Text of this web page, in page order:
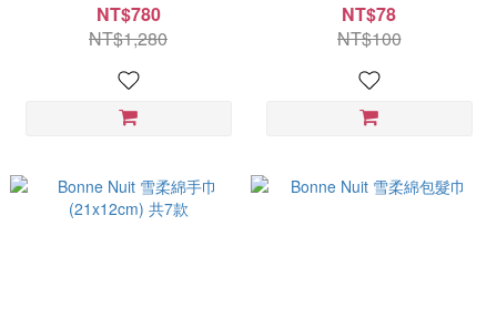
NT$780
NT$1,280
NT$78
NT$100